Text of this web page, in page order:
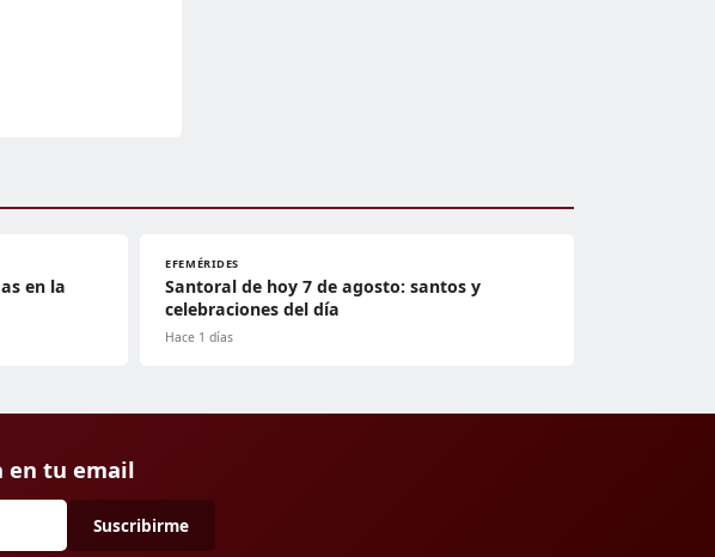
en la
EFEMÉRIDES
Santoral de hoy 7 de agosto: santos y
celebraciones del día
Hace 1 días
en tu email
Suscribirme